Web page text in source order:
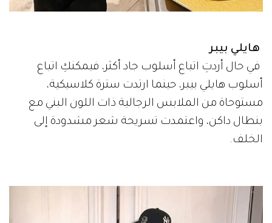
هايلي بيبر
في حال أردتِ اتباع أسلوب جاد أكثر، فيمكنكِ اتباع
أسلوب هايلي بيبر، حينما ارتدت سترة كلاسيكية،
مستوحاة من الملابس الرجالية ذات اللون البني مع
بنطال داكن، واعتمدت تسريحة شعر مشدودة إلى
الخلف.